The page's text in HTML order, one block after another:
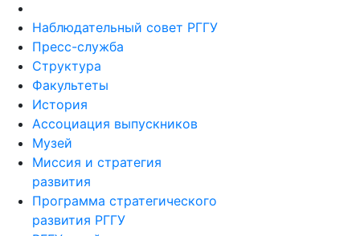
Наблюдательный совет РГГУ
Пресс-служба
Структура
Факультеты
История
Ассоциация выпускников
Музей
Миссия и стратегия
развития
Программа стратегического
развития РГГУ